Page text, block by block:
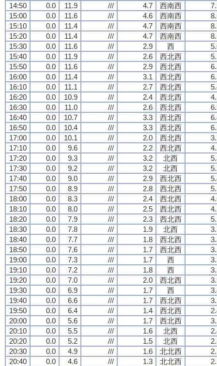
14:50 0.0 11.9 /// 4.7 西南西
15:00
0.0 11.6 /// 4.6 西南西
15:10
0.0 11.4 /// 4.7 西南西
15:20
0.0 11.4 /// 4.7 西南西
15:30
0.0 11.6 /// 2.9 西
15:40
0.0 11.9 /// 2.6 西北西
15:50
0.0 11.6 /// 2.9 西北西
16:00
0.0 11.4 /// 3.1 西北西
16:10
0.0 11.1 /// 2.7 西北西
16:20
0.0 10.9 /// 2.4 西北西
16:30
0.0 11.0 /// 2.6 西北西
16:40
0.0 10.7 /// 3.3 西北西
16:50
0.0 10.4 /// 3.3 西北西
17:00
0.0 10.1 /// 2.0 西北西
17:10
0.0 9.6 /// 2.2 西北西
17:20
0.0 9.3 /// 3.2 北西
17:30
0.0 9.2 /// 3.2 北西
17:40
0.0 9.0 /// 2.9 西北西
17:50
0.0 8.9 /// 2.8 西北西
18:00
0.0 8.3 /// 2.4 西北西
18:10
0.0 8.0 /// 2.5 西北西
18:20
0.0 7.9 /// 2.3 西北西
18:30
0.0 7.8 /// 1.9 北西
18:40
0.0 7.7 /// 1.8 西北西
18:50
0.0 7.6 /// 1.7 西北西
19:00
0.0 7.3 /// 1.7 西
19:10
0.0 7.2 /// 1.8 西
19:20
0.0 7.0 /// 2.0 西北西
19:30
0.0 6.9 /// 1.7 西
19:40
0.0 6.6 /// 1.7 西北西
19:50
0.0 6.4 /// 1.4 西北西
20:00
0.0 5.6 /// 1.7 西北西
20:10
0.0 5.5 /// 1.6 北西
20:20
0.0 5.2 /// 1.5 北西
20:30
0.0 4.9 /// 1.6 北北西
20:40
0.0 4.6 /// 1.3 北北西